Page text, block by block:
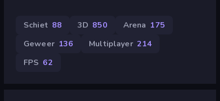
Schiet 88 3D 850 Arena 175
Geweer 136 Multiplayer 214
FPS 62